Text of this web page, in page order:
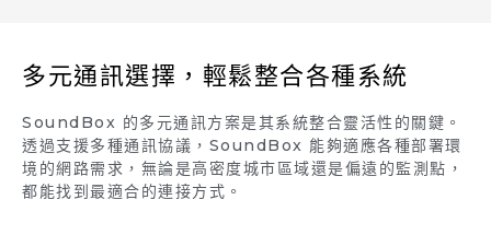
多元通訊選擇，輕鬆整合各種系統
SoundBox 的多元通訊方案是其系統整合靈活性的關鍵。
透過支援多種通訊協議，SoundBox 能夠適應各種部署環
境的網路需求，無論是高密度城市區域還是偏遠的監測點，
都能找到最適合的連接方式。